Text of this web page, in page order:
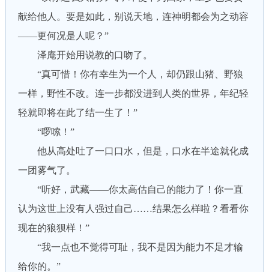
献给他人。要是如此，别说天地，连神明都会为之动容
——更何况是人呢？”
泽庵开始用说教的口吻了。
“真可惜！你有幸生为一个人，却仍跟山猪、野狼
一样，野性不改。连一步都没进到人类的世界，年纪轻
轻就即将在此了结一生了！”
“啰嗦！”
他从高处吐了一口口水，但是，口水在半途就化成
一团雾气了。
“听好，武藏——你太高估自己的能力了！你一直
认为这世上没有人强过自己……结果怎么样啦？看看你
现在的狼狈样！”
“我一点也不觉得可耻，我不是因为能力不足才输
给你的。”